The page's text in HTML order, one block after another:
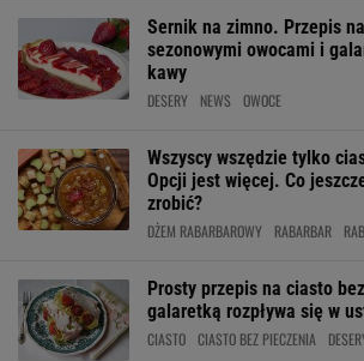
Sernik na zimno. Przepis
sezonowymi owocami i
kawy
DESERY NEWS OWOCE
Wszyscy wszędzie tylko
Opcji jest więcej. Co
zrobić?
DŻEM RABARBAROWY RABARBAR
Prosty przepis na ciasto
galaretką rozpływa się w
CIASTO CIASTO BEZ PIECZENIA